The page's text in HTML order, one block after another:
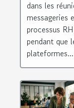
dans les
messageries
processus
pendant que
plateformes...